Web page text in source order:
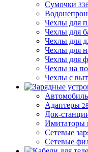
Сумочки 336
Чехлы для
Чехлы для
Чехлы для
Чехлы для
Чехлы для
Чехлы на
Чехлы с
Адаптеры 28
Док-
Имитаторы
Сетевые
Сетевые